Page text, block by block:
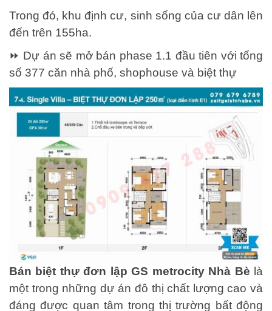
Trong đó, khu định cư, sinh sống của cư dân lên
đến trên 155ha.
⏩ Dự án sẽ mở bán phase 1.1 đầu tiên với tổng
số 377 căn nhà phố, shophouse và biệt thự
Bán biệt thự đơn lập GS metrocity Nhà Bè là
một trong những dự án đô thị chất lượng cao và
đáng được quan tâm trong thị trường bất động